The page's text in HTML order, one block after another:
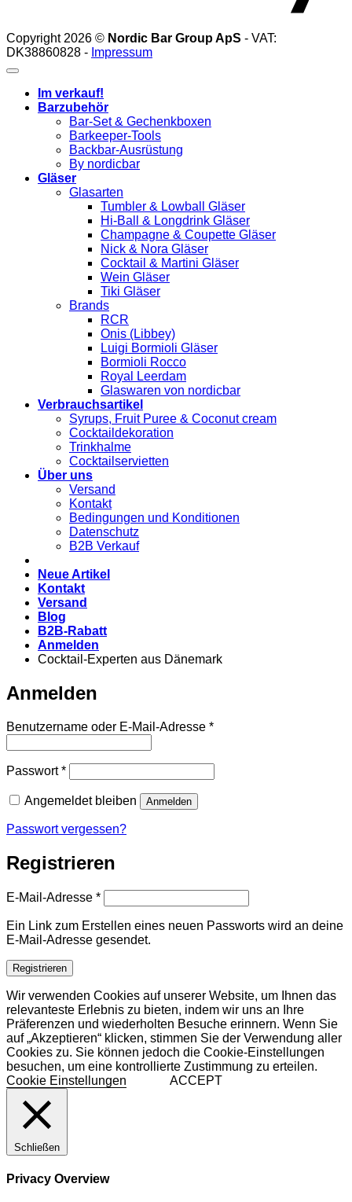
Copyright 2026 © Nordic Bar Group ApS - VAT:
DK38860828 - Impressum
Im verkauf!
Barzubehör
Bar-Set & Gechenkboxen
Barkeeper-Tools
Backbar-Ausrüstung
By nordicbar
Gläser
Glasarten
Tumbler & Lowball Gläser
Hi-Ball & Longdrink Gläser
Champagne & Coupette Gläser
Nick & Nora Gläser
Cocktail & Martini Gläser
Wein Gläser
Tiki Gläser
Brands
RCR
Onis (Libbey)
Luigi Bormioli Gläser
Bormioli Rocco
Royal Leerdam
Glaswaren von nordicbar
Verbrauchsartikel
Syrups, Fruit Puree & Coconut cream
Cocktaildekoration
Trinkhalme
Cocktailservietten
Über uns
Versand
Kontakt
Bedingungen und Konditionen
Datenschutz
B2B Verkauf
Neue Artikel
Kontakt
Versand
Blog
B2B-Rabatt
Anmelden
Cocktail-Experten aus Dänemark
Anmelden
Benutzername oder E-Mail-Adresse *Erforderlich
Passwort*Erforderlich
Angemeldet bleiben Anmelden
Passwort vergessen?
Registrieren
E-Mail-Adresse *Erforderlich
Ein Link zum Erstellen eines neuen Passworts wird an deine
E-Mail-Adresse gesendet.
Registrieren
Wir verwenden Cookies auf unserer Website, um Ihnen das
relevanteste Erlebnis zu bieten, indem wir uns an Ihre
Präferenzen und wiederholten Besuche erinnern. Wenn Sie
auf „Akzeptieren“ klicken, stimmen Sie der Verwendung aller
Cookies zu. Sie können jedoch die Cookie-Einstellungen
besuchen, um eine kontrollierte Zustimmung zu erteilen.
Cookie Einstellungen
ACCEPT
Schließen
Privacy Overview